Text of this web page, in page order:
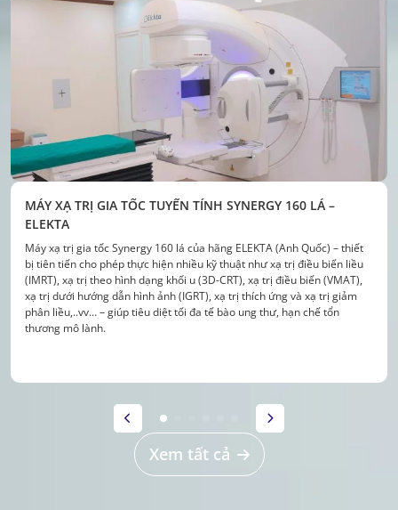
MÁY XẠ TRỊ GIA TỐC TUYẾN TÍNH SYNERGY 160 LÁ –
ELEKTA
Máy xạ trị gia tốc Synergy 160 lá của hãng ELEKTA (Anh Quốc) – thiết
bị tiên tiến cho phép thực hiện nhiều kỹ thuật như xạ trị điều biến liều
(IMRT), xạ trị theo hình dạng khối u (3D-CRT), xạ trị điều biến (VMAT),
xạ trị dưới hướng dẫn hình ảnh (IGRT), xạ trị thích ứng và xạ trị giảm
phân liều,..vv… – giúp tiêu diệt tối đa tế bào ung thư, hạn chế tổn
thương mô lành.
Xem tất cả